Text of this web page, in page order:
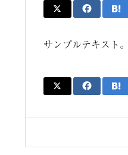
サンプルテキスト